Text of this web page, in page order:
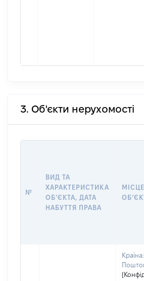
3. Об'єкти нерухомості
№
ВИД ТА
ХАРАКТЕРИСТИКА
ОБʼЄКТА, ДАТА
НАБУТТЯ ПРАВА
Країна: